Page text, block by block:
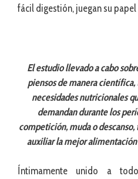
fácil digestión, juegan su papel
El estudio llevado a cabo
piensos de manera
necesidades nutricionales
demandan durante los
competición, muda o
auxiliar la mejor
Íntimamente unido a